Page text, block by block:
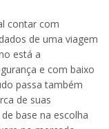
contar com
de uma viagem
está a
e com baixo
passa também
de suas
base na escolha